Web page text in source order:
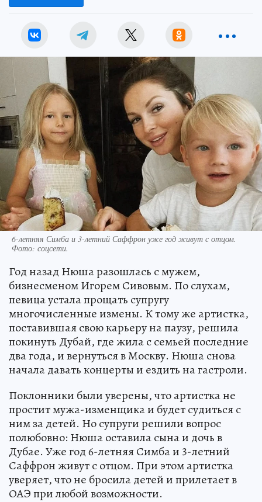
6-летняя Симба и 3-летний Саффрон уже год живут с отцом.
Фото: соцсети.
Год назад Нюша разошлась с мужем,
бизнесменом Игорем Сивовым. По слухам,
певица устала прощать супругу
многочисленные измены. К тому же артистка,
поставившая свою карьеру на паузу, решила
покинуть Дубай, где жила с семьей последние
два года, и вернуться в Москву. Нюша снова
начала давать концерты и ездить на гастроли.
Поклонники были уверены, что артистка не
простит мужа-изменщика и будет судиться с
ним за детей. Но супруги решили вопрос
полюбовно: Нюша оставила сына и дочь в
Дубае. Уже год 6-летняя Симба и 3-летний
Саффрон живут с отцом. При этом артистка
уверяет, что не бросила детей и прилетает в
ОАЭ при любой возможности.